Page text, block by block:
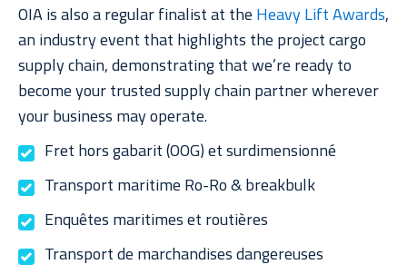
OIA is also a regular finalist at the Heavy Lift Awards,
an industry event that highlights the project cargo
supply chain, demonstrating that we’re ready to
become your trusted supply chain partner wherever
your business may operate.
Fret hors gabarit (OOG) et surdimensionné
Transport maritime Ro-Ro & breakbulk
Enquêtes maritimes et routières
Transport de marchandises dangereuses